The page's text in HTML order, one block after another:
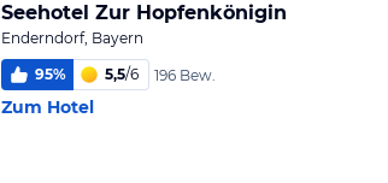
Seehotel Zur Hopfenkönigin
Enderndorf, Bayern
95% 5,5/6 196 Bew.
Zum Hotel